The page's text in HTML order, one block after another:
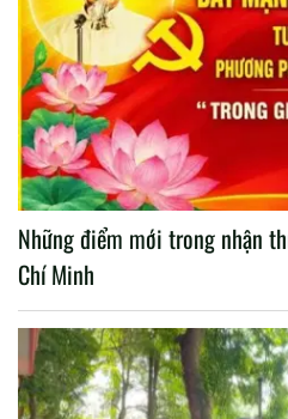
Những điểm mới trong nhận
Chí Minh